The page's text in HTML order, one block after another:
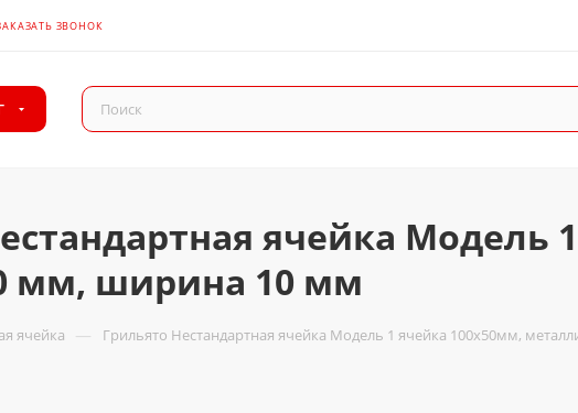
ЗВОНОК
ячейка Модель
мм, ширина 10 мм
ячейка — Грильято Нестандартная ячейка Модель 1 ячейка 100х50мм,